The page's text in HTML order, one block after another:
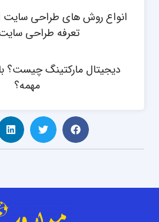
انواع روش های طراحی سایت |
تعرفه طراحی سایت
دیجیتال مارکتینگ چیست؟
مهمه؟